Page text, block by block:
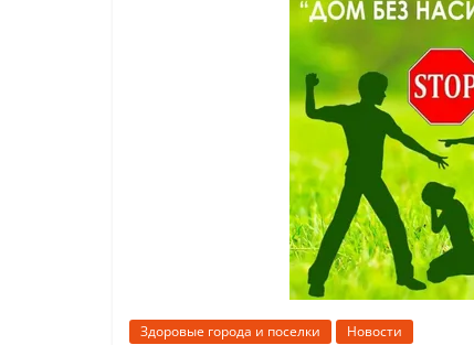
Здоровые города и поселки Новости